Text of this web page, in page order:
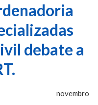
debate a